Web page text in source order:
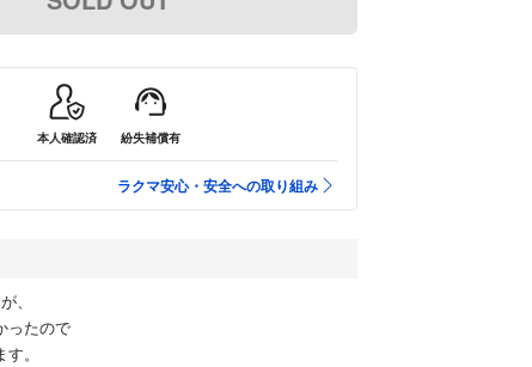
本人確認済 紛失補償有
ラクマ安心・安全への取り組み
、
ったので
。